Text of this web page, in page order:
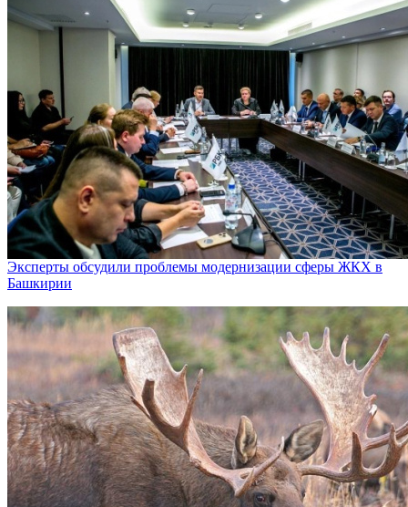
Эксперты обсудили проблемы модернизации сферы ЖКХ в
Башкирии